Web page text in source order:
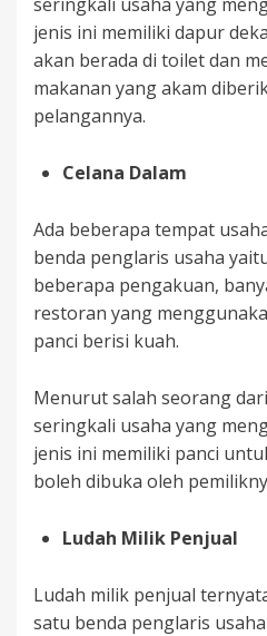
jenis ini memiliki dapur
akan berada di toilet dan
makanan yang akam
pelangannya.
Celana Dalam
Ada beberapa tempat
benda penglaris usaha
beberapa pengakuan,
restoran yang
panci berisi kuah.
Menurut salah seorang
seringkali usaha yang
jenis ini memiliki panci
boleh dibuka oleh
Ludah Milik Penjual
Ludah milik penjual
satu benda penglaris